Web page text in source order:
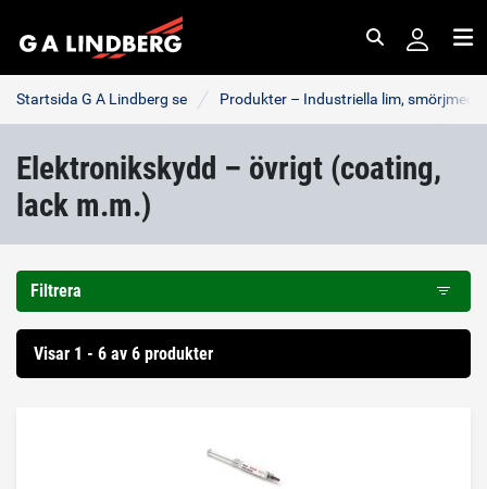
Startsida G A Lindberg se Produkter – Industriella lim,
Elektronikskydd – övrigt (coating,
lack m.m.)
Filtrera
Visar 1 - 6 av 6 produkter